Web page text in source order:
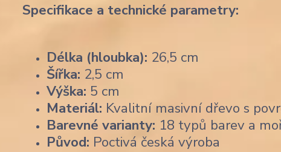
Specifikace a technické parametry:
Délka (hloubka): 26,5 cm
Šířka: 2,5 cm
Výška: 5 cm
Materiál: Kvalitní masivní dřevo s
Barevné varianty: 18 typů barev a
Původ: Poctivá česká výroba